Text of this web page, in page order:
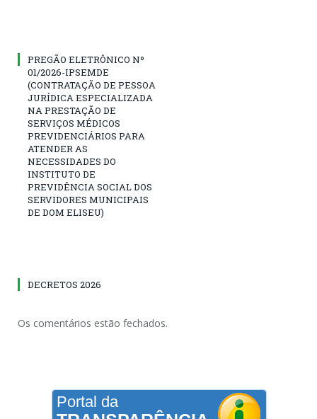
PREGÃO ELETRÔNICO Nº
01/2026-IPSEMDE
(CONTRATAÇÃO DE PESSOA
JURÍDICA ESPECIALIZADA
NA PRESTAÇÃO DE
SERVIÇOS MÉDICOS
PREVIDENCIÁRIOS PARA
ATENDER AS
NECESSIDADES DO
INSTITUTO DE
PREVIDÊNCIA SOCIAL DOS
SERVIDORES MUNICIPAIS
DE DOM ELISEU)
DECRETOS 2026
Os comentários estão fechados.
Portal da